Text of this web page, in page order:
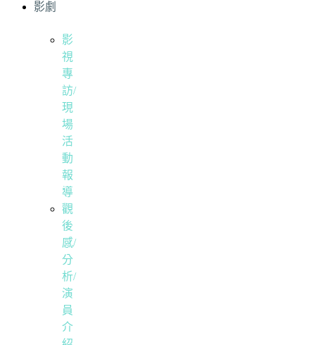
影劇
影
視
專
訪/
現
場
活
動
報
導
觀
後
感/
分
析/
演
員
介